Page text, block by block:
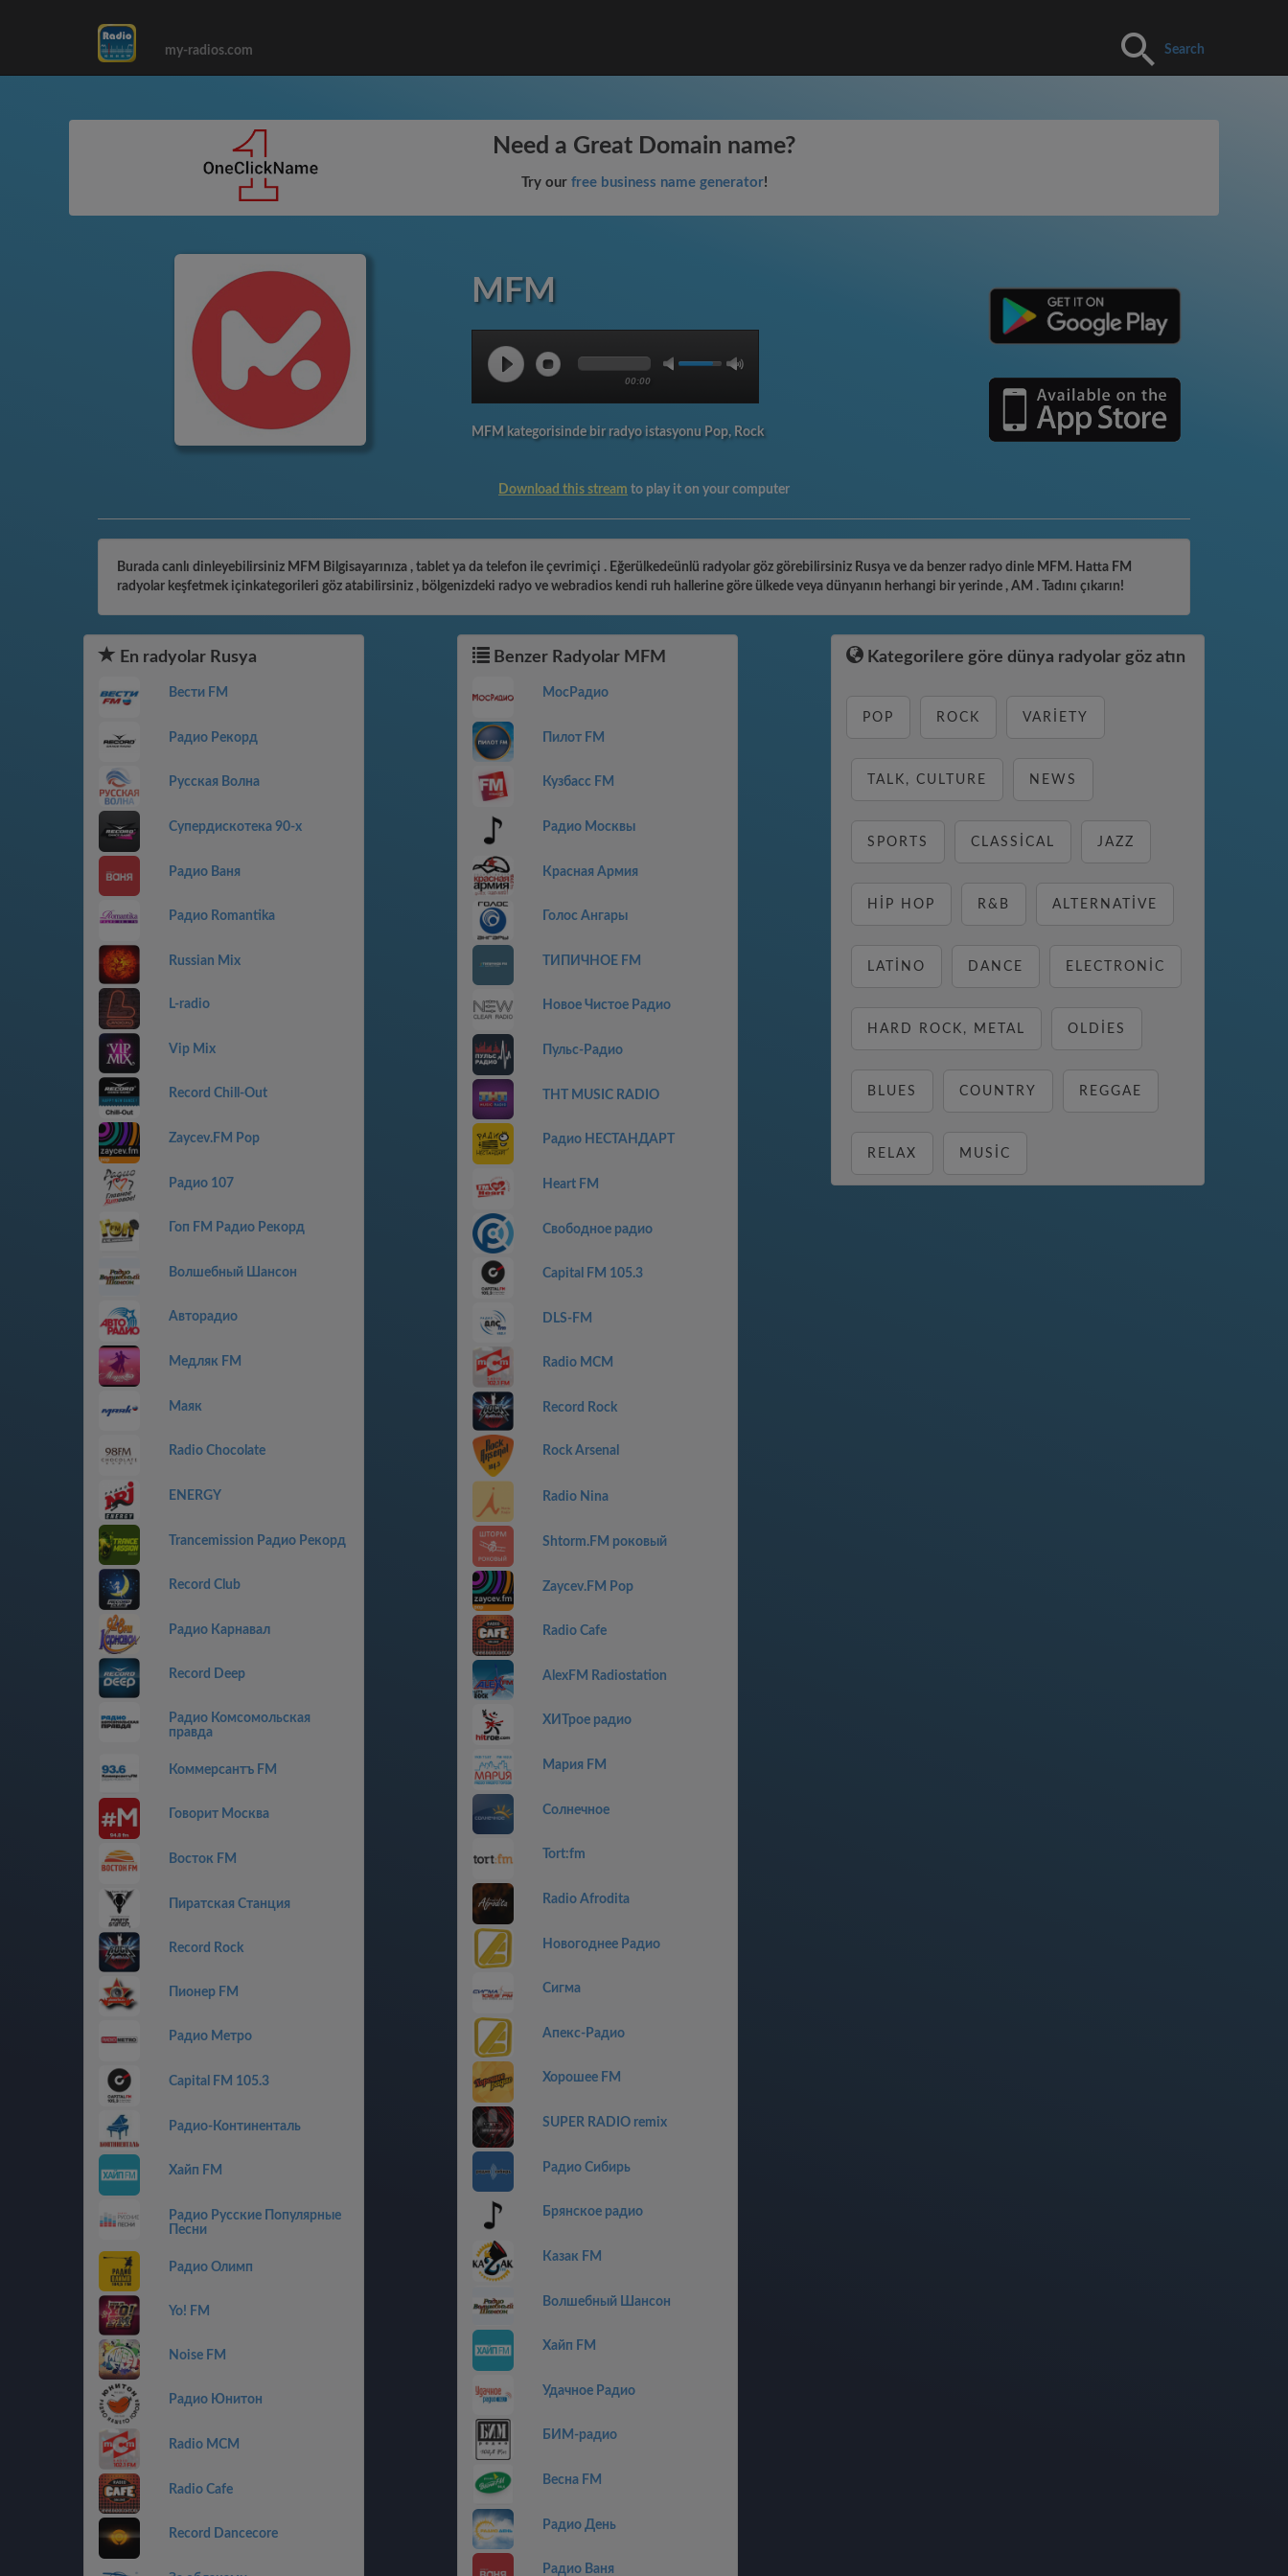
my-radios.com Search
Need a Great Domain name?
Try our free business name generator!
MFM
00:00
MFM kategorisinde bir radyo istasyonu Pop, Rock
Download this stream to play it on your computer
Burada canlı dinleyebilirsiniz MFM Bilgisayarınıza , tablet ya da telefon ile çevrimiçi . Eğerülkedeünlü radyolar göz görebilirsiniz Rusya ve da benzer radyo dinle MFM. Hatta FM
radyolar keşfetmek içinkategorileri göz atabilirsiniz , bölgenizdeki radyo ve webradios kendi ruh hallerine göre ülkede veya dünyanın herhangi bir yerinde , AM . Tadını çıkarın!
En radyolar Rusya
Вести FM
Радио Рекорд
Русская Волна
Супердискотека 90-х
Радио Ваня
Радио Romantika
Russian Mix
L-radio
Vip Mix
Record Chill-Out
Zaycev.FM Pop
Радио 107
Гоп FM Радио Рекорд
Волшебный Шансон
Авторадио
Медляк FM
Маяк
Radio Chocolate
ENERGY
Trancemission Радио Рекорд
Record Club
Радио Карнавал
Record Deep
Радио Комсомольская
правда
Коммерсантъ FM
Говорит Москва
Восток FM
Пиратская Станция
Record Rock
Пионер FM
Радио Метро
Capital FM 105.3
Радио-Континенталь
Хайп FM
Радио Русские Популярные
Песни
Радио Олимп
Yo! FM
Noise FM
Радио Юнитон
Radio MCM
Radio Cafe
Record Dancecore
Benzer Radyolar MFM
МосРадио
Пилот FM
Кузбасс FM
Радио Москвы
Красная Армия
Голос Ангары
ТИПИЧНОЕ FM
Новое Чистое Радио
Пульс-Радио
THT MUSIC RADIO
Радио НЕСТАНДАРТ
Heart FM
Свободное радио
Capital FM 105.3
DLS-FM
Radio MCM
Record Rock
Rock Arsenal
Radio Nina
Shtorm.FM роковый
Zaycev.FM Pop
Radio Cafe
AlexFM Radiostation
ХИТрое радио
Мария FM
Солнечное
Tort:fm
Radio Afrodita
Новогоднее Радио
Сигма
Апекс-Радио
Хорошее FM
SUPER RADIO remix
Радио Сибирь
Брянское радио
Казак FM
Волшебный Шансон
Хайп FM
Удачное Радио
БИМ-радио
Весна FM
Радио День
Радио Ваня
Kategorilere göre dünya radyolar göz atın
POP ROCK VARIETY
TALK, CULTURE NEWS
SPORTS CLASSICAL JAZZ
HIP HOP R&B ALTERNATIVE
LATINO DANCE ELECTRONIC
HARD ROCK, METAL OLDIES
BLUES COUNTRY REGGAE
RELAX MUSIC